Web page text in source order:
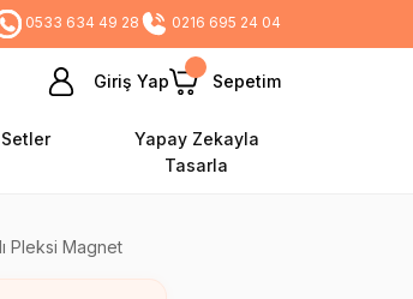
0533 634 49 28 0216 695 24 04
Giriş Yap Sepetim
Setler
Yapay Zekayla
Tasarla
Pleksi Magnet